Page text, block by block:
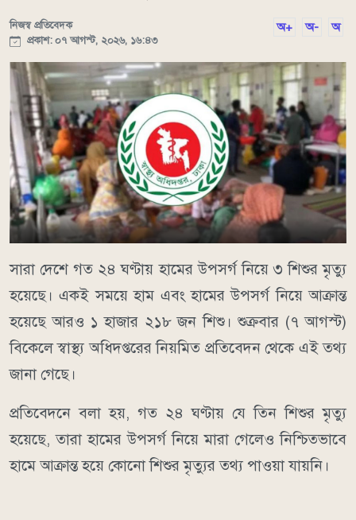
নিজস্ব প্রতিবেদক
প্রকাশ: ০৭ আগস্ট, ২০২৬, ১৬:৪৩
অ+ অ- অ
সারা দেশে গত ২৪ ঘণ্টায় হামের উপসর্গ নিয়ে ৩ শিশুর মৃত্যু
হয়েছে। একই সময়ে হাম এবং হামের উপসর্গ নিয়ে আক্রান্ত
হয়েছে আরও ১ হাজার ২১৮ জন শিশু। শুক্রবার (৭ আগস্ট)
বিকেলে স্বাস্থ্য অধিদপ্তরের নিয়মিত প্রতিবেদন থেকে এই তথ্য
জানা গেছে।
প্রতিবেদনে বলা হয়, গত ২৪ ঘণ্টায় যে তিন শিশুর মৃত্যু
হয়েছে, তারা হামের উপসর্গ নিয়ে মারা গেলেও নিশ্চিতভাবে
হামে আক্রান্ত হয়ে কোনো শিশুর মৃত্যুর তথ্য পাওয়া যায়নি।